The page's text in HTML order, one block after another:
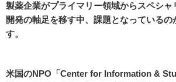
製薬企業がプライマリー領域からスペシャ
開発の軸足を移す中、課題となっているの
す。
米国のNPO「Center for Information &